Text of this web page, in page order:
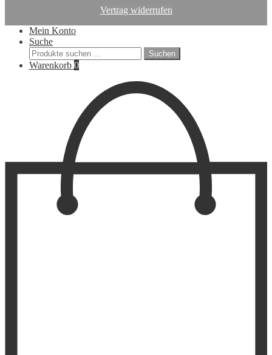
Vertrag widerrufen
Mein Konto
Suche
Suchen
nach:
Suchen
Warenkorb 0